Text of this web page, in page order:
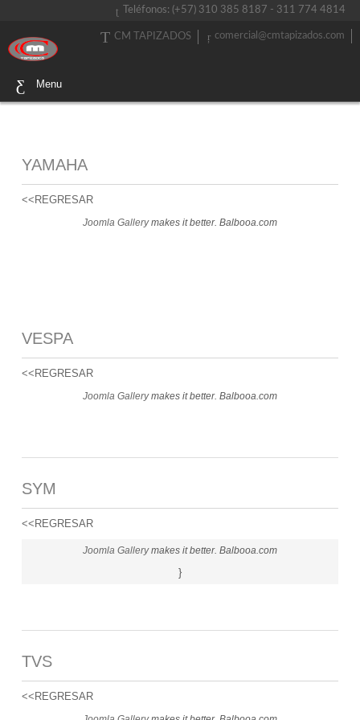
Teléfonos: (+57) 310 385 8187 - 311 774 4814
comercial@cmtapizados.com
CM TAPIZADOS
Menu
YAMAHA
<<REGRESAR
Joomla Gallerymakes it better. Balbooa.com
VESPA
<<REGRESAR
Joomla Gallerymakes it better. Balbooa.com
SYM
<<REGRESAR
Joomla Gallerymakes it better. Balbooa.com
}
TVS
<<REGRESAR